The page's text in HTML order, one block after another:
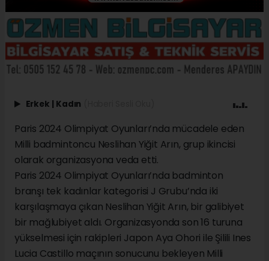
Erkek | Kadın
Paris 2024 Olimpiyat Oyunları’nda mücadele eden
Milli badmintoncu Neslihan Yiğit Arın, grup ikincisi
olarak organizasyona veda etti.
Paris 2024 Olimpiyat Oyunları’nda badminton
branşı tek kadınlar kategorisi J Grubu’nda iki
karşılaşmaya çıkan Neslihan Yiğit Arın, bir galibiyet
bir mağlubiyet aldı. Organizasyonda son 16 turuna
yükselmesi için rakipleri Japon Aya Ohori ile Şilili Ines
Lucia Castillo maçının sonucunu bekleyen Milli